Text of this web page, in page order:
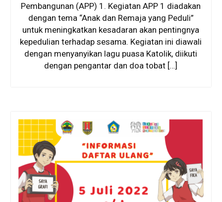
Pembangunan (APP) 1. Kegiatan APP 1 diadakan
dengan tema “Anak dan Remaja yang Peduli”
untuk meningkatkan kesadaran akan pentingnya
kepedulian terhadap sesama. Kegiatan ini diawali
dengan menyanyikan lagu puasa Katolik, diikuti
dengan pengantar dan doa tobat […]